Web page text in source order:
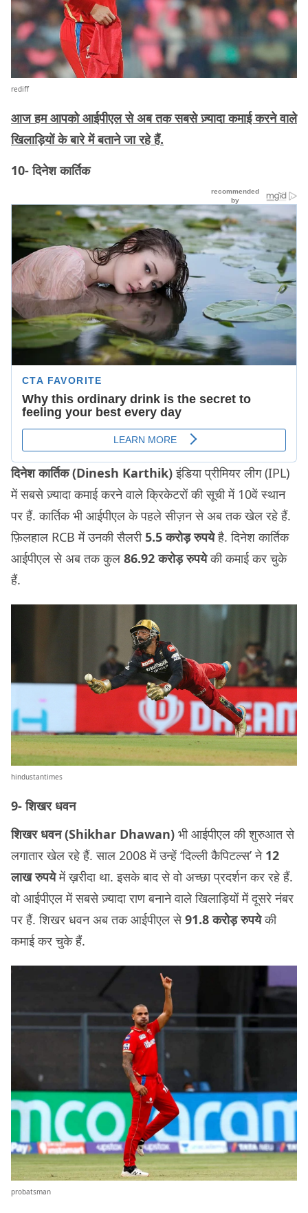
rediff
आज हम आपको आईपीएल से अब तक सबसे ज़्यादा कमाई करने वाले
खिलाड़ियों के बारे में बताने जा रहे हैं.
10- दिनेश कार्तिक
दिनेश कार्तिक (Dinesh Karthik)इंडिया प्रीमियर लीग (IPL)
में सबसे ज़्यादा कमाई करने वाले क्रिकेटरों की सूची में 10वें स्थान
पर हैं. कार्तिक भी आईपीएल के पहले सीज़न से अब तक खेल रहे हैं.
फ़िलहाल RCB में उनकी सैलरी 5.5 करोड़ रुपयेहै. दिनेश कार्तिक
आईपीएल से अब तक कुल 86.92 करोड़ रुपयेकी कमाई कर चुके
हैं.
hindustantimes
9- शिखर धवन
शिखर धवन (Shikhar Dhawan) भी आईपीएल की शुरुआत से
लगातार खेल रहे हैं. साल 2008 में उन्हें ‘दिल्ली कैपिटल्स’ ने 12
लाख रुपयेमें ख़रीदा था. इसके बाद से वो अच्छा प्रदर्शन कर रहे हैं.
वो आईपीएल में सबसे ज़्यादा राण बनाने वाले खिलाड़ियों में दूसरे नंबर
पर हैं. शिखर धवन अब तक आईपीएल से91.8 करोड़ रुपयेकी
कमाई कर चुके हैं.
probatsman